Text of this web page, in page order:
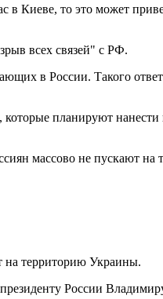
в Киеве, то это может
всех связей" с РФ.
в России. Такого
планируют
массово не пускают на
на территорию Украины.
России